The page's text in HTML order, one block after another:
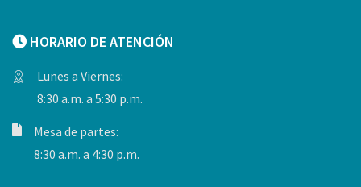
HORARIO DE ATENCIÓN
Lunes a Viernes:
8:30 a.m. a 5:30 p.m.
Mesa de partes:
8:30 a.m. a 4:30 p.m.